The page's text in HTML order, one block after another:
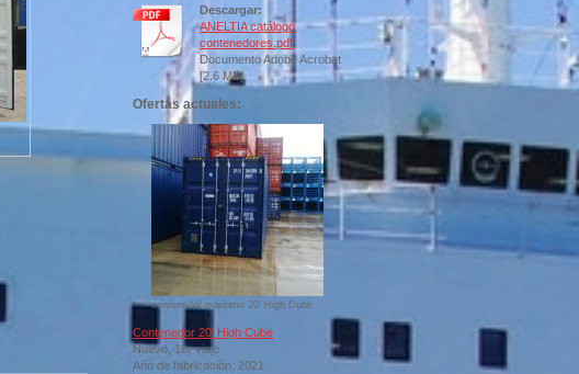
Descargar:
ANELTIA catálogo
contenedores.pdf
Documento Adobe Acrobat
[2.6 MB]
Ofertas actuales:
contenedor maritimo 20' High Cube
Contenedor 20' High Cube
Nuevo, 1er viaje
Año de fabricación: 2021